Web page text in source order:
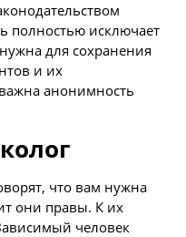
полностью исключает
для сохранения
и их
анонимность
что вам нужна
они правы. К их
человек